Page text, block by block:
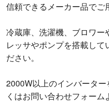
信頼できるメーカー品でご
冷蔵庫、洗濯機、ブロワ
レッサやポンプを搭載して
ださい。
2000W以上のインバータ
くはお問い合わせフォーム